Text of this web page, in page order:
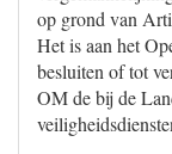
op grond van
Het is aan het
besluiten of tot
OM de bij de